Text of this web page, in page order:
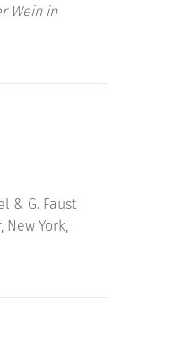
Wein in
& G. Faust
New York,